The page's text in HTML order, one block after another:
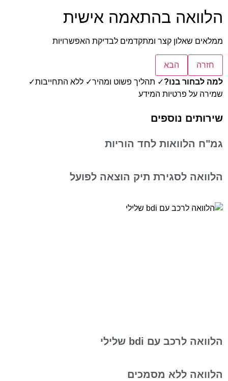
הלוואה בהתאמה אישית
ממלאים שאלון קצר ומתקדמים לבדיקת האפשרויות
חזרה
הבא
למה לבחור בנו?✓ תהליך פשוט ומהיר✓ ללא התחייבות✓
שמירה על פרטיות המידע
שירותים נוספים
גמ"ח הלוואות לחד הוריות
הלוואה לסגירת תיק הוצאה לפועל
הלוואה לרכב עם bdi שלילי
הלוואה ללא מסמכים